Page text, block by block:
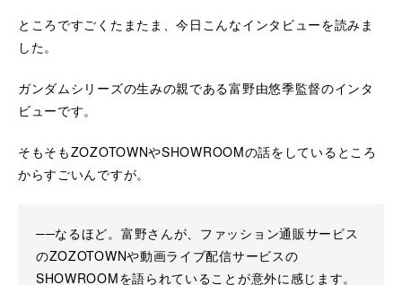
ところですごくたまたま、今日こんなインタビューを読みま
した。
ガンダムシリーズの生みの親である富野由悠季監督のインタ
ビューです。
そもそもZOZOTOWNやSHOWROOMの話をしているところ
からすごいんですが。
──なるほど。富野さんが、ファッション通販サービス
のZOZOTOWNや動画ライブ配信サービスの
SHOWROOMを語られていることが意外に感じます。